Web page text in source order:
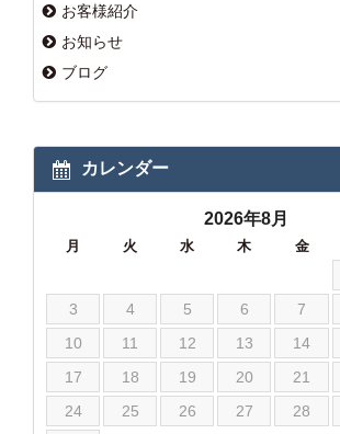
お客様紹介
お知らせ
ブログ
カレンダー
2026年8月
月 火 水 木 金
3
4 5 6 7
10
11 12 13 14
17
18 19 20 21
24
25 26 27 28